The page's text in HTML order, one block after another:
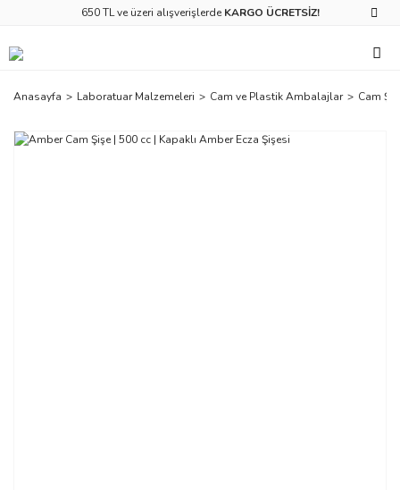
650 TL ve üzeri alışverişlerde KARGO ÜCRETSİZ!
Anasayfa Laboratuar Malzemeleri Cam ve Plastik Ambalajlar Cam